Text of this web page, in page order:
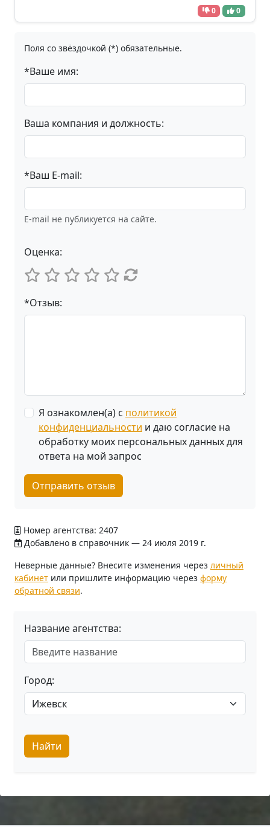
0 0
Поля со звёздочкой (*) обязательные.
*Ваше имя:
Ваша компания и должность:
*Ваш E-mail:
E-mail не публикуется на сайте.
Оценка:
*Отзыв:
Я ознакомлен(а) с политикой
конфиденциальности и даю согласие на
обработку моих персональных данных для
ответа на мой запрос
Отправить отзыв
Номер агентства: 2407
Добавлено в справочник — 24 июля 2019 г.
Неверные данные? Внесите изменения через личный
кабинет или пришлите информацию через форму
обратной связи.
Название агентства:
Город:
Найти